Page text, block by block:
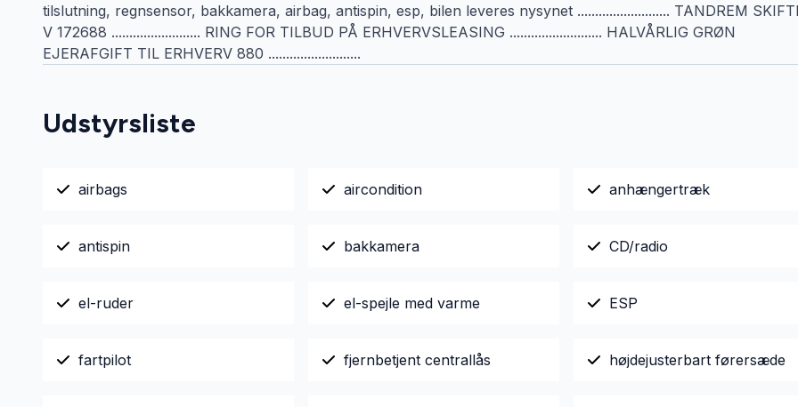
tilslutning, regnsensor, bakkamera, airbag, antispin, esp, bilen leveres nysynet .......................... TANDREM
V 172688 ......................... RING FOR TILBUD PÅ ERHVERVSLEASING .......................... HALVÅRLIG GRØN
EJERAFGIFT TIL ERHVERV 880 ..........................
Udstyrsliste
airbags aircondition anhængertræk
antispin bakkamera CD/radio
el-ruder el-spejle med varme ESP
fartpilot fjernbetjent centrallås højdejusterbart førersæde